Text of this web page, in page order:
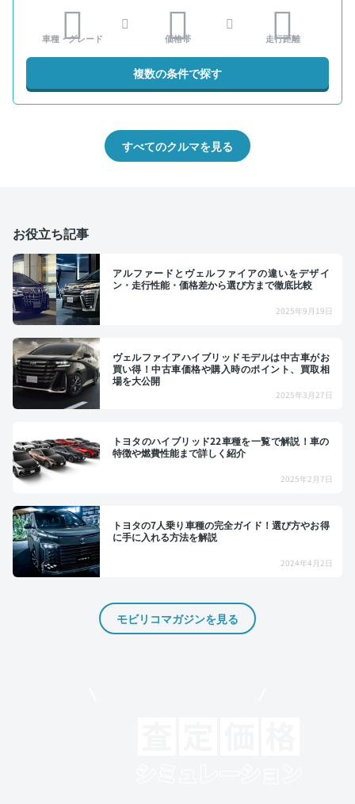
車種・グレード 価格帯 走行距離
複数の条件で探す
すべてのクルマを見る
お役立ち記事
アルファードとヴェルファイアの違いをデザイ
ン・走行性能・価格差から選び方まで徹底比較
2025年9月19日
ヴェルファイアハイブリッドモデルは中古車がお
買い得！中古車価格や購入時のポイント、買取相
場を大公開
2025年3月27日
トヨタのハイブリッド22車種を一覧で解説！車の
特徴や燃費性能まで詳しく紹介
2025年2月7日
トヨタの7人乗り車種の完全ガイド！選び方やお得
に手に入れる方法を解説
2024年4月2日
モビリコマガジンを見る